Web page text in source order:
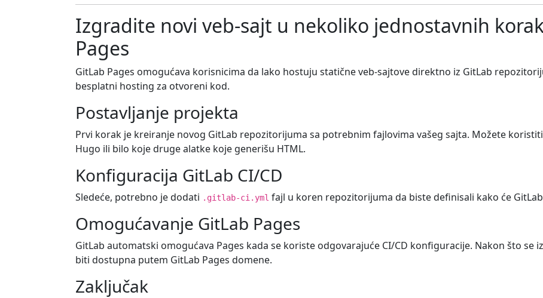
Izgradite novi veb-sajt u nekoliko jednostavnih
Pages
GitLab Pages omogućava korisnicima da lako hostuju statične veb-sajtove direktno iz GitLab
besplatni hosting za otvoreni kod.
Postavljanje projekta
Prvi korak je kreiranje novog GitLab repozitorijuma sa potrebnim fajlovima vašeg sajta. Možete
Hugo ili bilo koje druge alatke koje generišu HTML.
Konfiguracija GitLab CI/CD
Sledeće, potrebno je dodati .gitlab-ci.yml fajl u koren repozitorijuma da biste definisali kako će
Omogućavanje GitLab Pages
GitLab automatski omogućava Pages kada se koriste odgovarajuće CI/CD konfiguracije. Nakon što se
biti dostupna putem GitLab Pages domene.
Zaključak